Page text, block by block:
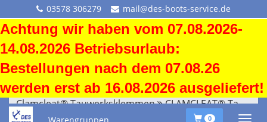
03578 306279 mail@des-boots-service.de
Achtung wir haben vom 07.08.2026-
14.08.2026 Betriebsurlaub:
Bestellungen nach dem 07.08.26
werden erst ab 16.08.2026 ausgeliefert!
0
Clamcleat® Tauwerksklemmen CLAMCLEAT® Tauklemmen